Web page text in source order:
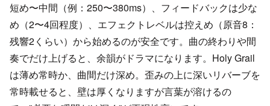
短め〜中間（例：250〜380ms）、フィードバックは少な
め（2〜4回程度）、エフェクトレベルは控えめ（原音8：
残響2くらい）から始めるのが安全です。曲の終わりや間
奏でだけ上げると、余韻がドラマになります。Holy Grail
は薄め常時か、曲間だけ深め。歪みの上に深いリバーブを
常時載せると、壁は厚くなりますが言葉が溶けるの